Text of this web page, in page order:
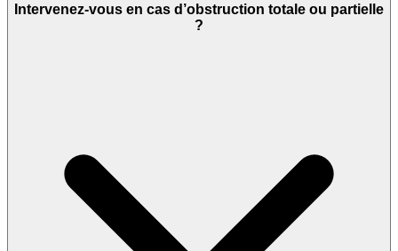
Intervenez-vous en cas d’obstruction totale ou partielle
?